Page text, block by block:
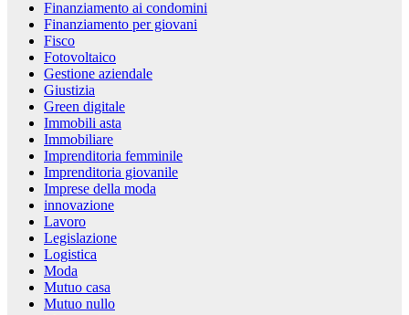
Finanziamento ai condomini
Finanziamento per giovani
Fisco
Fotovoltaico
Gestione aziendale
Giustizia
Green digitale
Immobili asta
Immobiliare
Imprenditoria femminile
Imprenditoria giovanile
Imprese della moda
innovazione
Lavoro
Legislazione
Logistica
Moda
Mutuo casa
Mutuo nullo